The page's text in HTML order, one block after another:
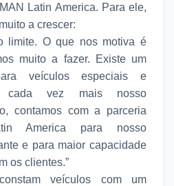
Latin America. Para ele,
a crescer:
limite. O que nos motiva é
muito a fazer. Existe um
veículos especiais e
cada vez mais nosso
contamos com a parceria
America para nosso
e para maior capacidade
os clientes.”
veículos com um